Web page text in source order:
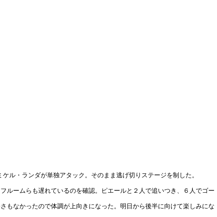
ル・ランダが単独アタック。そのまま逃げ切りステージを制した。
ルームらも遅れているのを確認。ピエールと２人で追いつき、６人でゴー
もなかったので体調が上向きになった。明日から後半に向けて楽しみにな